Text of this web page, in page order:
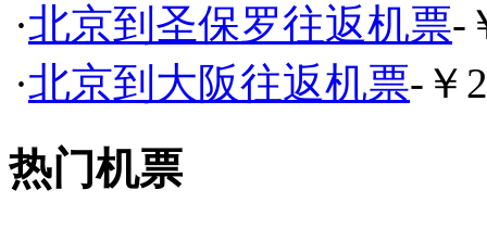
·北京到圣保罗往返机票-
·北京到大阪往返机票-￥
热门机票